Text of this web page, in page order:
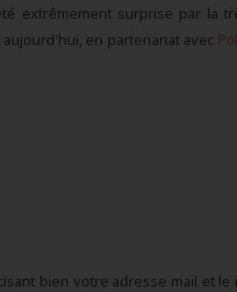
extrêmement surprise par la
en partenariat avec
bien votre adresse mail et